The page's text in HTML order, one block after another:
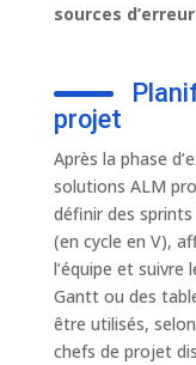
sources
projet
Après la phase
solutions ALM
définir des
(en cycle en V),
l’équipe et suivre
Gantt ou des
être utilisés,
chefs de projet